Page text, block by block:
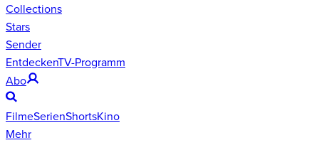
Collections
Stars
Sender
EntdeckenTV-Programm
Abo
FilmeSerienShortsKino
Mehr